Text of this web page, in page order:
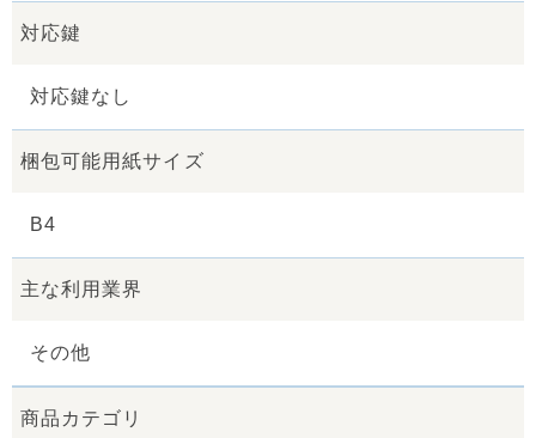
対応鍵
対応鍵なし
梱包可能用紙サイズ
B4
主な利用業界
その他
商品カテゴリ